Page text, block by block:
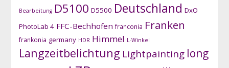
Bearbeitung D5100 D5500 Deutschland DxO
PhotoLab 4 FFC-Bechhofen franconia Franken
frankonia germany HDR Himmel L-Winkel
Langzeitbelichtung Lightpainting long